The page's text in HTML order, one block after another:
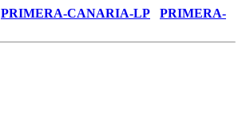
PRIMERA-CANARIA-LP
PRIMERA-